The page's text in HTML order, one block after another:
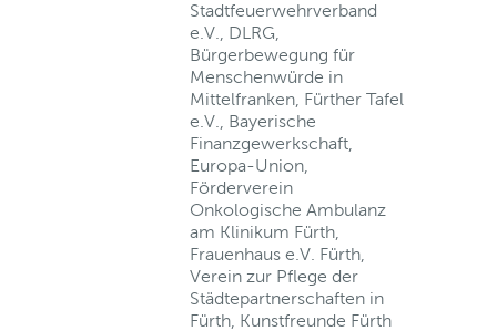
Stadtfeuerwehrverband
e.V., DLRG,
Bürgerbewegung für
Menschenwürde in
Mittelfranken, Fürther Tafel
e.V., Bayerische
Finanzgewerkschaft,
Europa-Union,
Förderverein
Onkologische Ambulanz
am Klinikum Fürth,
Frauenhaus e.V. Fürth,
Verein zur Pflege der
Städtepartnerschaften in
Fürth, Kunstfreunde Fürth